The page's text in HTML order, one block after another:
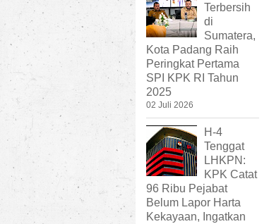
Terbersih
di
Sumatera,
Kota Padang Raih
Peringkat Pertama
SPI KPK RI Tahun
2025
02 Juli 2026
H-4
Tenggat
LHKPN:
KPK Catat
96 Ribu Pejabat
Belum Lapor Harta
Kekayaan, Ingatkan